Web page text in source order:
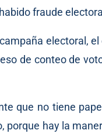
fraude
electoral,
de conteo de
que no tiene
porque hay la